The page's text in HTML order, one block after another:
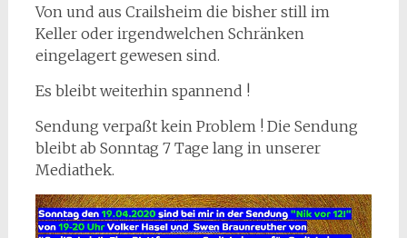
Von und aus Crailsheim die bisher still im
Keller oder irgendwelchen Schränken
eingelagert gewesen sind.
Es bleibt weiterhin spannend !
Sendung verpaßt kein Problem ! Die Sendung
bleibt ab Sonntag 7 Tage lang in unserer
Mediathek.